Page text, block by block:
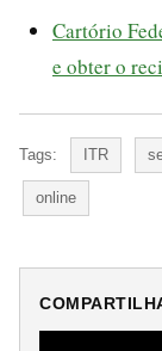
Cartório
e obter o
Tags: ITR
online